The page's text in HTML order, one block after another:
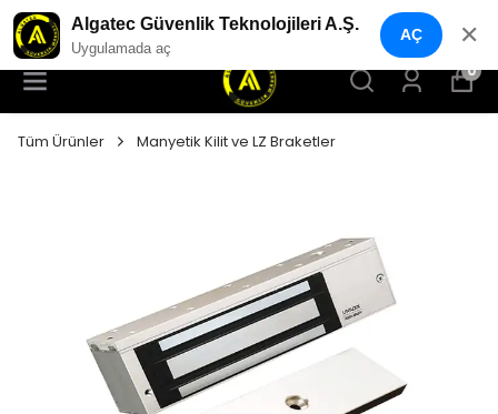
YENI NESIL GÜVENLIK GEÇIŞ SISTEMLERI
0
Tüm Ürünler Manyetik Kilit ve LZ Braketler
Algatec Güvenlik Teknolojileri A.Ş.
Uygulamada aç
AÇ ✕